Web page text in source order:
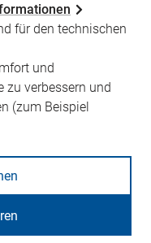
qualifizierten und
für den technischen
und
zu verbessern und
(zum Beispiel